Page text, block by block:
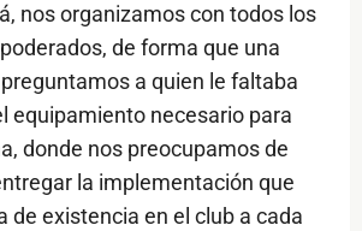
nos organizamos con todos los
de forma que una
a quien le faltaba
equipamiento necesario para
donde nos preocupamos de
la implementación que
de existencia en el club a cada